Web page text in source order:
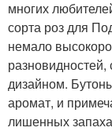
Чайно-
многих
сорта роз для
немало
дизайном.
аромат, и
лишенных